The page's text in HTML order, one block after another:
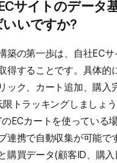
サイトのデータ
いですか?
築の第一歩は、自社EC
得することです。具体的
ック、カート追加、購入
限トラッキングしましょ
ECカートを使っている
連携で自動収集が可能で
購買データ(顧客ID、購